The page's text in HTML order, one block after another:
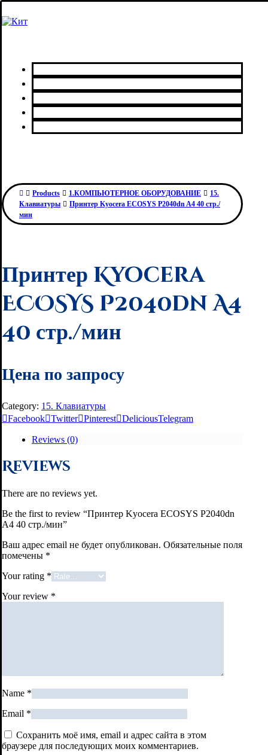
Products 1.КОМПЬЮТЕРНОЕ ОБОРУДОВАНИЕ
15.
Клавиатуры
Принтер Kyocera ECOSYS P2040dn A4 40 стр./
мин
Принтер Kyocera
ECOSYS P2040dn A4
40 стр./мин
Цена по запросу
Category: 15. Клавиатуры
Facebook Twitter Pinterest DeliciousTelegram
Reviews (0)
Reviews
There are no reviews yet.
Be the first to review “Принтер Kyocera ECOSYS P2040dn
A4 40 стр./мин”
Ваш адрес email не будет опубликован. Обязательные поля
помечены *
Your rating *
Your review *
Name *
Email *
Сохранить моё имя, email и адрес сайта в этом
браузере для последующих моих комментариев.